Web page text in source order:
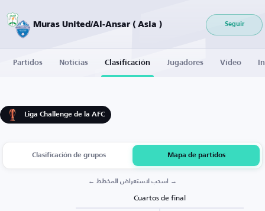
Muras United/Al-Ansar ( Asia ) Seguir
Partidos Noticias Clasificación Jugadores Vídeo
Liga Challenge de la AFC
Clasificación de grupos Mapa de partidos
← اسحب لاستعراض المخطط →
Cuartos de final